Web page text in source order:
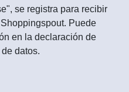
se registra para recibir
Puede
en la declaración de
datos.